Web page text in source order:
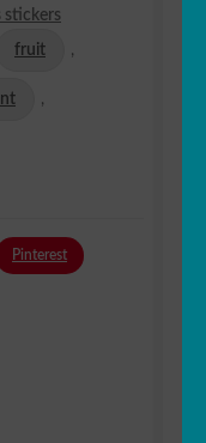
stickers
fruit ,
,
Pinterest